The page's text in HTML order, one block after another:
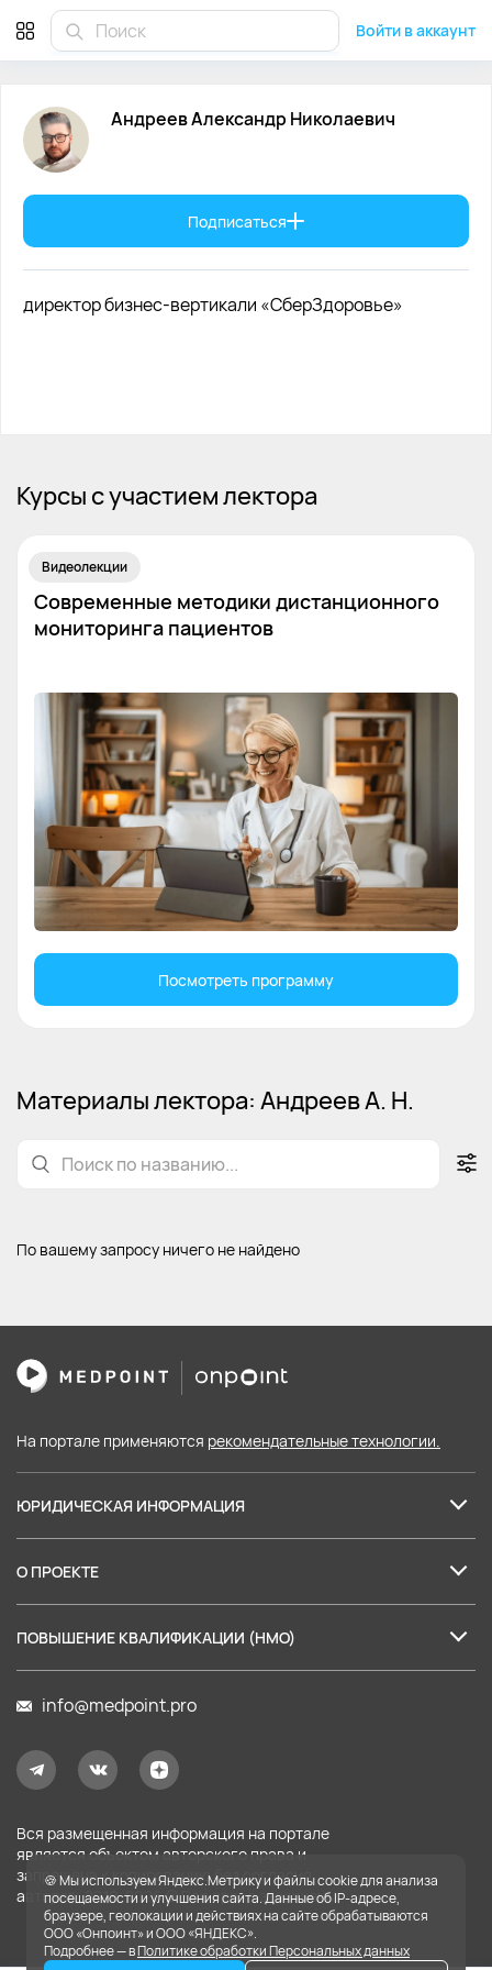
Войти в аккаунт
АндреевАлександр Николаевич
Подписаться
директор бизнес-вертикали «СберЗдоровье»
Курсы с участием лектора
Видеолекции
Современные методики дистанционного
мониторинга пациентов
Посмотреть программу
Материалы лектора: Андреев А. Н.
По вашему запросу ничего не найдено
🍪 Мы используем Яндекс.Метрику и файлы cookie для анализа
посещаемости и улучшения сайта. Данные об IP-адресе,
браузере, геолокации и действиях на сайте обрабатываются
ООО «Онпоинт» и ООО «ЯНДЕКС».
Подробнее — вПолитике обработки Персональных данных
На портале применяются рекомендательные технологии.
ЮРИДИЧЕСКАЯ ИНФОРМАЦИЯ
Политика в отношении обработки персональных данных
Согласие на обработку персональных данных
Правила применения рекомендательных технологий
Оферта на услуги доступа
Оплата
Сведения об образовательной организации
О ПРОЕКТЕ
Наши лекторы
ПОВЫШЕНИЕ КВАЛИФИКАЦИИ (НМО)
Налоговый вычет за обучение
info@medpoint.pro
Вся размещенная информация на портале
является объектом авторского права и
запрещена к копированию без согласия
авторов. 2019-2026© Все права защищены.
Андреев Александр Николаевич